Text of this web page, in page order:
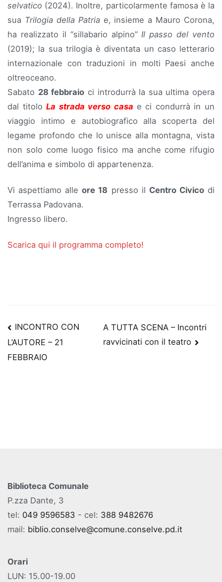
selvatico (2024). Inoltre, particolarmente famosa è la
sua Trilogia della Patriae, insieme a Mauro Corona,
ha realizzato il “sillabario alpino”Il passo del vento
(2019); la sua trilogia è diventata un caso letterario
internazionale con traduzioni in molti Paesi anche
oltreoceano.
Sabato 28 febbraio ci introdurrà la sua ultima opera
dal titoloLa strada verso casa e ci condurrà in un
viaggio intimo e autobiografico alla scoperta del
legame profondo che lo unisce alla montagna, vista
non solo come luogo fisico ma anche come rifugio
dell’anima e simbolo di appartenenza.
Vi aspettiamo alleore 18 presso il Centro Civicodi
Terrassa Padovana.
Ingresso libero.
Scarica qui il programma completo!
Navigazione
articoli
INCONTRO CON
L’AUTORE – 21
FEBBRAIO
A TUTTA SCENA – Incontri
ravvicinati con il teatro
Biblioteca Comunale
P.zza Dante, 3
tel: 049 9596583 - cel: 388 9482676
mail: biblio.conselve@comune.conselve.pd.it
Orari
LUN: 15.00-19.00